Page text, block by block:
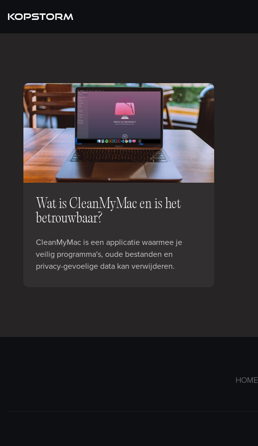
KOPSTORM
Wat is CleanMyMac en is het
betrouwbaar?
CleanMyMac is een applicatie waarmee je
veilig programma's, oude bestanden en
privacy-gevoelige data kan verwijderen.
HOME